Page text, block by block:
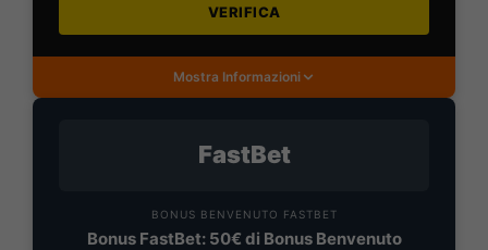
VERIFICA
Mostra Informazioni
FastBet
BONUS BENVENUTO FASTBET
Bonus FastBet: 50€ di Bonus Benvenuto